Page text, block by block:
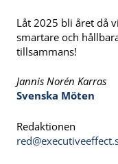
Låt 2025 bli året då
smartare och
tillsammans!
Jannis Norén Karras
Svenska Möten
Redaktionen